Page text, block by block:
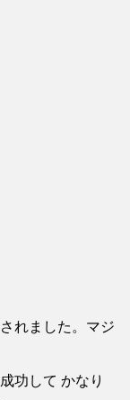
れました。マジ
功して かなり